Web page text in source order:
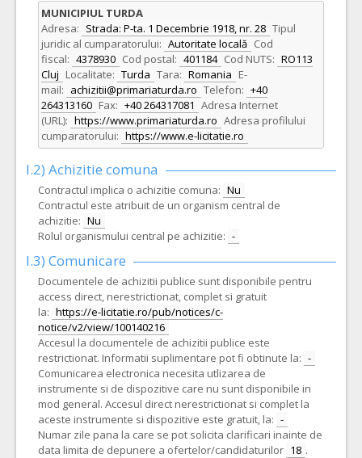
MUNICIPIUL TURDA
Adresa: Strada: P-ta. 1 Decembrie 1918, nr. 28 Tipul
juridic al cumparatorului: Autoritate locală Cod
fiscal: 4378930 Cod postal: 401184 Cod NUTS: RO113
Cluj Localitate: Turda Tara: Romania E-
mail: achizitii@primariaturda.ro Telefon: +40
264313160 Fax: +40 264317081 Adresa Internet
(URL): https://www.primariaturda.ro Adresa profilului
cumparatorului: https://www.e-licitatie.ro
I.2) Achizitie comuna
Contractul implica o achizitie comuna: Nu
Contractul este atribuit de un organism central de
achizitie: Nu
Rolul organismului central pe achizitie: -
I.3) Comunicare
Documentele de achizitii publice sunt disponibile pentru
access direct, nerestrictionat, complet si gratuit
la: https://e-licitatie.ro/pub/notices/c-
notice/v2/view/100140216
Accesul la documentele de achizitii publice este
restrictionat. Informatii suplimentare pot fi obtinute la: -
Comunicarea electronica necesita utlizarea de
instrumente si de dispozitive care nu sunt disponibile in
mod general. Accesul direct nerestrictionat si complet la
aceste instrumente si dispozitive este gratuit, la: -
Numar zile pana la care se pot solicita clarificari inainte de
data limita de depunere a ofertelor/candidaturilor 18 .